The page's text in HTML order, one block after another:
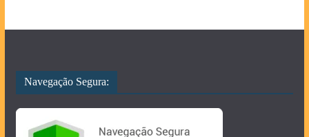
Navegação Segura: